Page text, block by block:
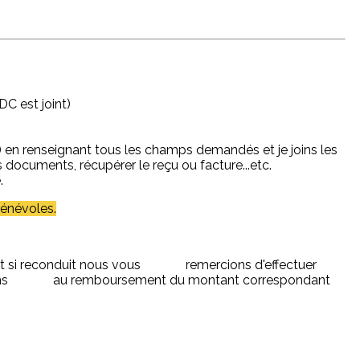
est joint)
renseignant tous les champs demandés et je joins les
récupérer le reçu ou facture...etc.
si reconduit nous vous remercions d'effectuer
au remboursement du montant correspondant